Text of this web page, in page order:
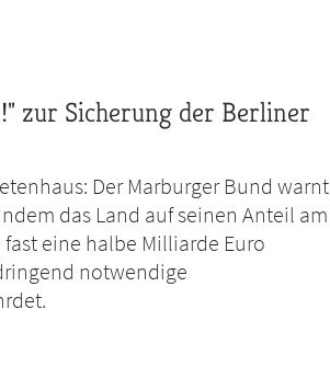
zur Sicherung der Berliner
Der Marburger Bund warnt
das Land auf seinen Anteil am
eine halbe Milliarde Euro
notwendige